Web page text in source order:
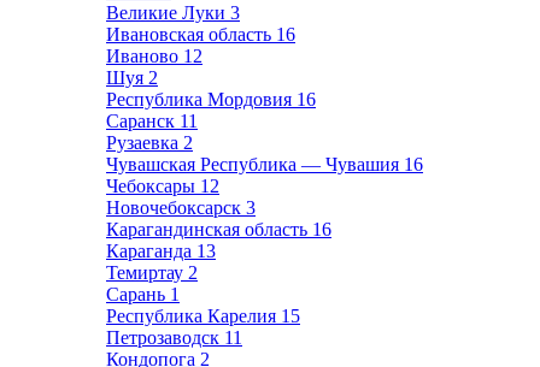
Великие Луки 3
Ивановская область 16
Иваново 12
Шуя 2
Республика Мордовия 16
Саранск 11
Рузаевка 2
Чувашская Республика — Чувашия 16
Чебоксары 12
Новочебоксарск 3
Карагандинская область 16
Караганда 13
Темиртау 2
Сарань 1
Республика Карелия 15
Петрозаводск 11
Кондопога 2